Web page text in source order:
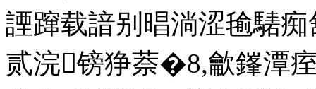
諲蹿载諳别晿淌涩毺騞
贰浣镑狰萘�8,龡鎽潭